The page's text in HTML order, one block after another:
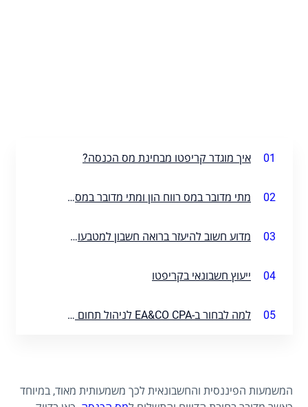
01 איך מוגדר קריפטו מבחינת מס הכנסה?
02 מתי מדובר במס רווח הון ומתי מדובר במס הכנסה רגיל?
03 מדוע חשוב להיעזר ברואה חשבון למטבעות קריפטו?
04 ייעוץ חשבונאי בקריפטו
05 למה לבחור ב-EA&CO CPA לניהול תחום הקריפטו שלכם?
המשמעות הפיננסית והחשבונאית לכך משמעותית מאוד, במיוחד